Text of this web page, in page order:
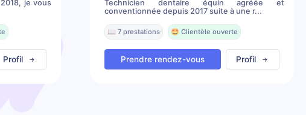
je vous
Profil
Technicien dentaire équin agréée et
conventionnée depuis 2017 suite à une r...
📖 7 prestations 🤩 Clientèle ouverte
Prendre rendez-vous Profil